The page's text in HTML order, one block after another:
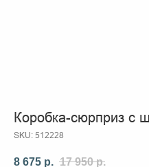
Коробка-сюрприз с
SKU: 512228
8 675 р. 17 950 р.